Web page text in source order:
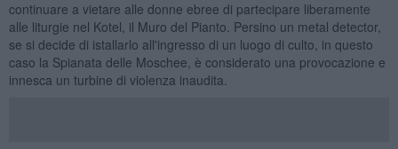
continuare a vietare alle donne ebree di partecipare liberamente
alle liturgie nel Kotel, il Muro del Pianto. Persino un metal detector,
se si decide di istallarlo all'ingresso di un luogo di culto, in questo
caso la Spianata delle Moschee, è considerato una provocazione e
innesca un turbine di violenza inaudita.